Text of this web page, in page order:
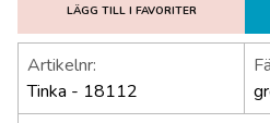
LÄGG TILL I FAVORITER
Artikelnr:
Tinka - 18112